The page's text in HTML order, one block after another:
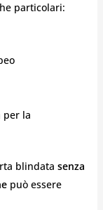
particolari:
per la
blindata senza
può essere